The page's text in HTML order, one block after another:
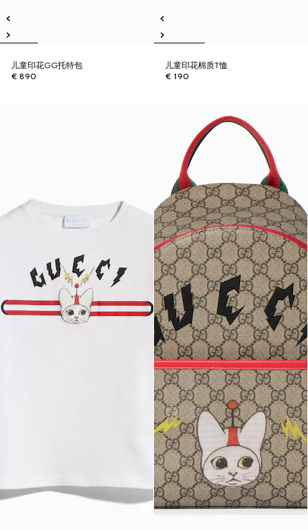
儿童印花GG托特包
€ 890
儿童印花棉质T恤
€ 190